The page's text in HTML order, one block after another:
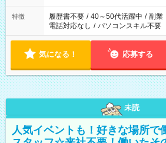
特徴 履歴書不要 / 40～50代活躍中 / 副業
電話対応なし / パソコンスキル不要
気になる！ 応募する
未読
人気イベントも！好きな場所で